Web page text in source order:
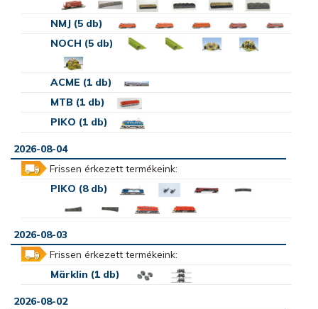
NMJ (5 db)
NOCH (5 db)
ACME (1 db)
MTB (1 db)
PIKO (1 db)
2026-08-04
Frissen érkezett termékeink:
PIKO (8 db)
2026-08-03
Frissen érkezett termékeink:
Märklin (1 db)
2026-08-02